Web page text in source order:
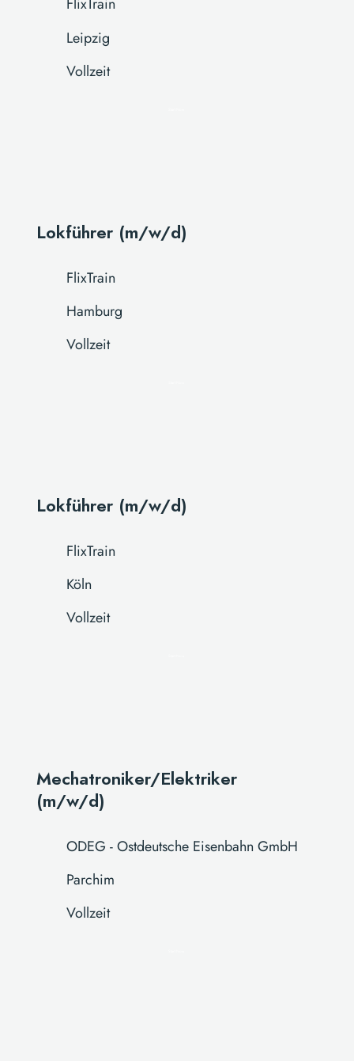
FlixTrain
Leipzig
Vollzeit
Lokführer (m/w/d)
FlixTrain
Hamburg
Vollzeit
Lokführer (m/w/d)
FlixTrain
Köln
Vollzeit
Mechatroniker/Elektriker
(m/w/d)
ODEG - Ostdeutsche Eisenbahn GmbH
Parchim
Vollzeit